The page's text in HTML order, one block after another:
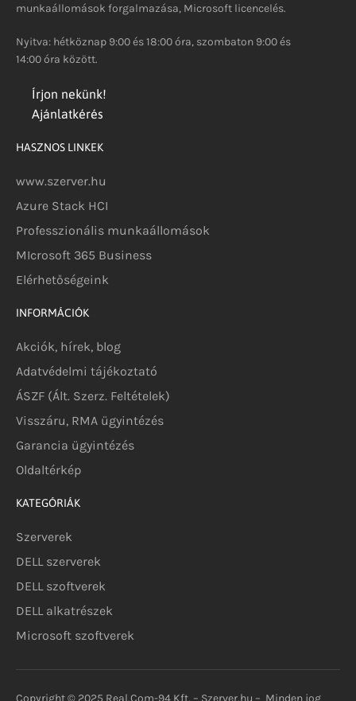
munkaállomások forgalmazása, Microsoft licencelés.
Nyitva: hétköznap 9:00 és 18:00 óra, szombaton 9:00 és
14:00 óra között.
Írjon nekünk!
Ajánlatkérés
HASZNOS LINKEK
www.szerver.hu
Azure Stack HCI
Professzionális munkaállomások
MIcrosoft 365 Business
Elérhetőségeink
INFORMÁCIÓK
Akciók, hírek, blog
Adatvédelmi tájékoztató
ÁSZF (Ált. Szerz. Feltételek)
Visszáru, RMA ügyintézés
Garancia ügyintézés
Oldaltérkép
KATEGÓRIÁK
Szerverek
DELL szerverek
DELL szoftverek
DELL alkatrészek
Microsoft szoftverek
Copyright © 2025 Real.Com-94 Kft. – Szerver.hu – Minden jog